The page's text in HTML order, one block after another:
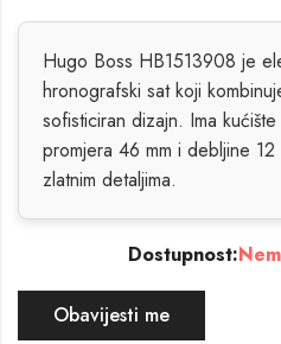
Hugo Boss HB1513908 je
hronografski sat koji
sofisticiran dizajn. Ima
promjera 46 mm i debljine
zlatnim detaljima.
Dostupnost:
Obavijesti me